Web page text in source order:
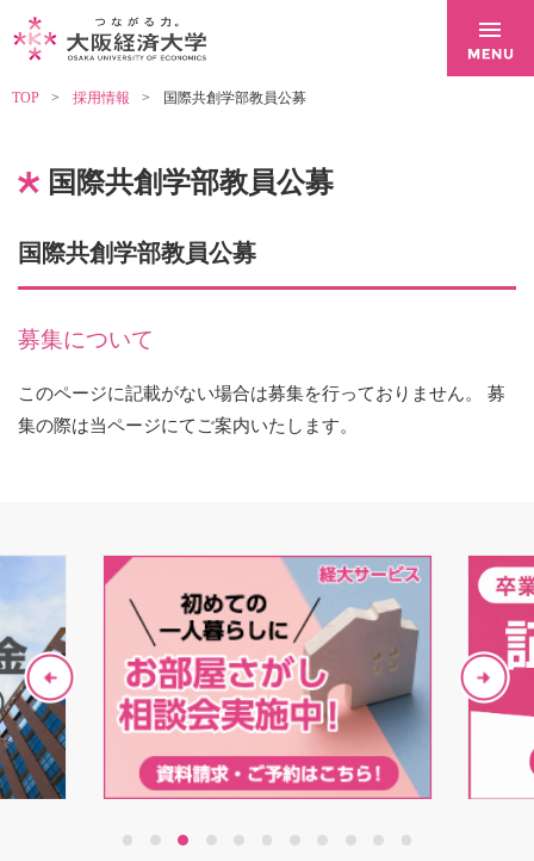
TOP 採用情報 国際共創学部教員公募
国際共創学部教員公募
国際共創学部教員公募
募集について
このページに記載がない場合は募集を行っておりません。 募
集の際は当ページにてご案内いたします。
2 4 5 7 9